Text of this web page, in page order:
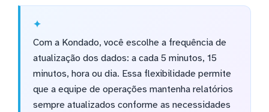
Com a Kondado, você escolhe a frequência de
atualização dos dados: a cada 5 minutos, 15
minutos, hora ou dia. Essa flexibilidade permite
que a equipe de operações mantenha relatórios
sempre atualizados conforme as necessidades